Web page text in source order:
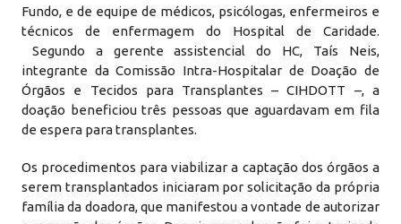
Fundo, e de equipe de médicos, psicólogas, enfermeiros e
técnicos de enfermagem do Hospital de Caridade.
Segundo a gerente assistencial do HC, Taís Neis,
integrante da Comissão Intra-Hospitalar de Doação de
Órgãos e Tecidos para Transplantes – CIHDOTT –, a
doação beneficiou três pessoas que aguardavam em fila
de espera para transplantes.
Os procedimentos para viabilizar a captação dos órgãos a
serem transplantados iniciaram por solicitação da própria
família da doadora, que manifestou a vontade de autorizar